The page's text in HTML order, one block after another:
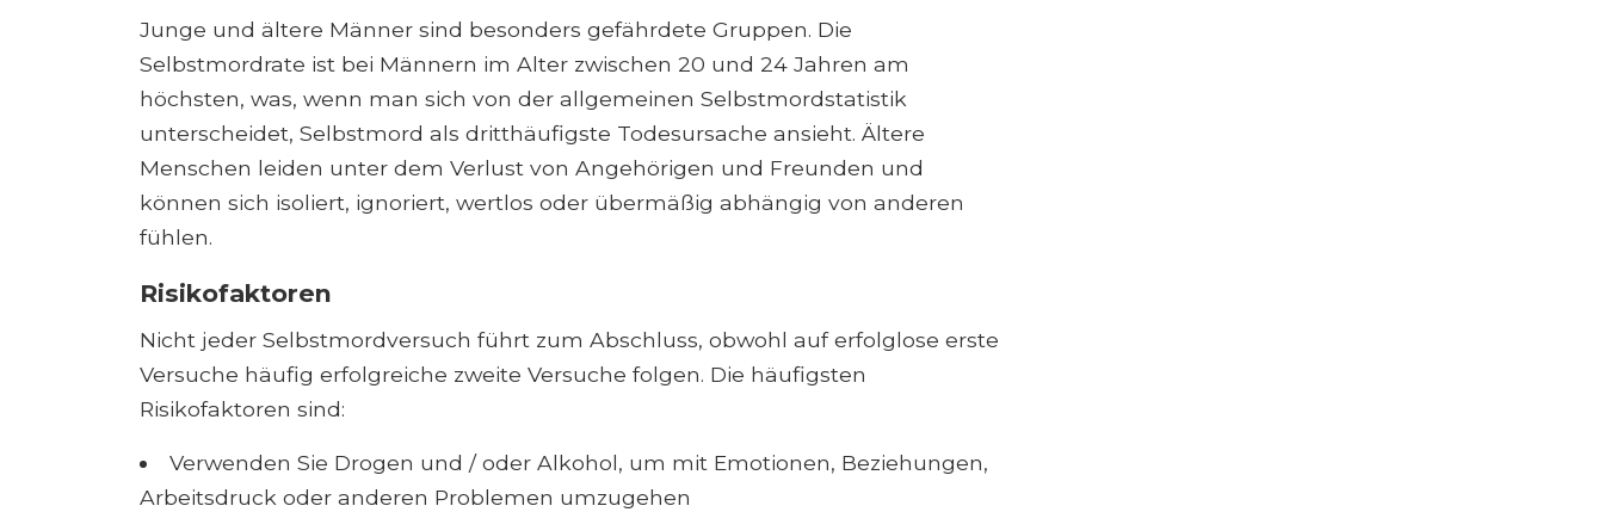
Junge und ältere Männer sind besonders gefährdete Gruppen. Die
Selbstmordrate ist bei Männern im Alter zwischen 20 und 24 Jahren am
höchsten, was, wenn man sich von der allgemeinen Selbstmordstatistik
unterscheidet, Selbstmord als dritthäufigste Todesursache ansieht. Ältere
Menschen leiden unter dem Verlust von Angehörigen und Freunden und
können sich isoliert, ignoriert, wertlos oder übermäßig abhängig von anderen
fühlen.
Risikofaktoren
Nicht jeder Selbstmordversuch führt zum Abschluss, obwohl auf erfolglose erste
Versuche häufig erfolgreiche zweite Versuche folgen. Die häufigsten
Risikofaktoren sind:
Verwenden Sie Drogen und / oder Alkohol, um mit Emotionen, Beziehungen,
Arbeitsdruck oder anderen Problemen umzugehen